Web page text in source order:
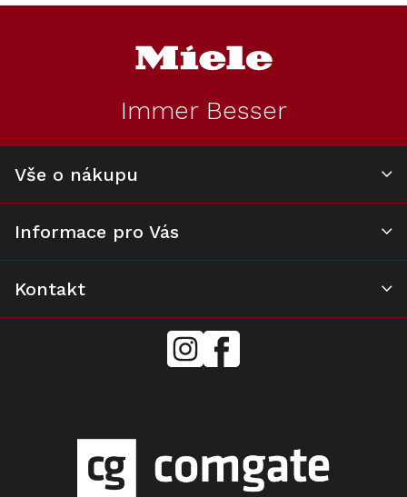
l
a
p
v
v
Immer Besser
Vše o nákupu
Informace pro Vás
Kontakt
mielecentervlasek
Miele
Center